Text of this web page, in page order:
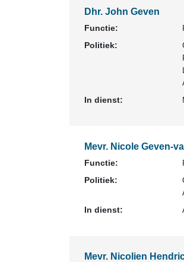
Dhr. John Geven
Functie:
Politiek:
In dienst:
Mevr. Nicole Geven-
Functie:
Politiek:
In dienst:
Mevr. Nicolien